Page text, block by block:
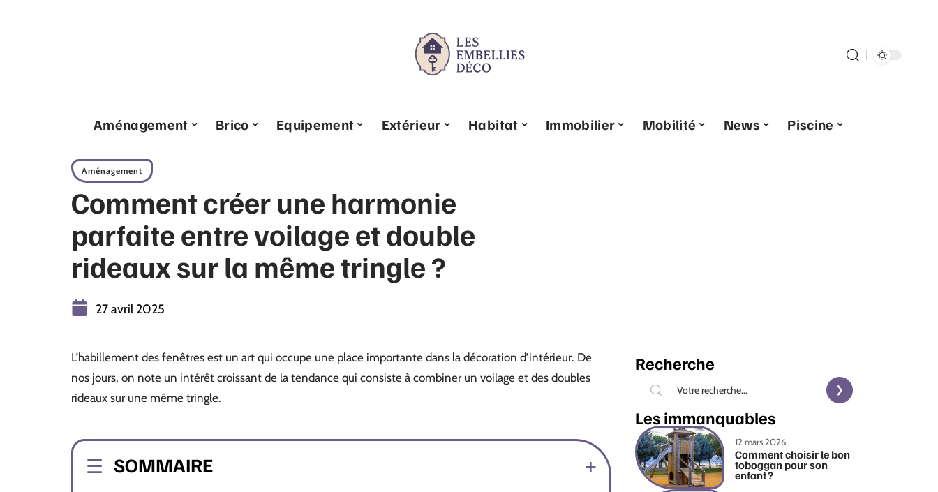
Aménagement Brico Equipement Extérieur Habitat Immobilier Mobilité News Piscine
Aménagement
Comment créer une harmonie
parfaite entre voilage et double
rideaux sur la même tringle ?
27 avril 2025
L’habillement des fenêtres est un art qui occupe une place importante dans la décoration d’intérieur. De
nos jours, on note un intérêt croissant de la tendance qui consiste à combiner un voilage et des doubles
rideaux sur une même tringle.
SOMMAIRE
Recherche
Les immanquables
12 mars 2026
Comment choisir le bon
toboggan pour son
enfant ?